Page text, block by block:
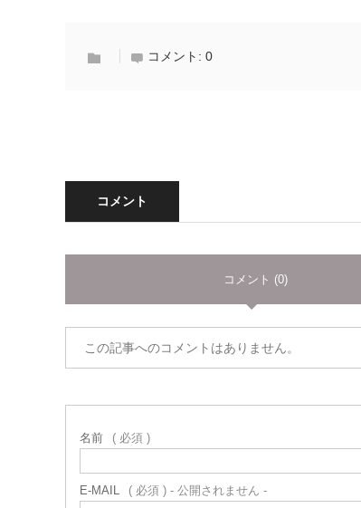
コメント: 0
コメント
コメント (0)
この記事へのコメントはありません。
名前 ( 必須 )
E-MAIL ( 必須 ) - 公開されません -